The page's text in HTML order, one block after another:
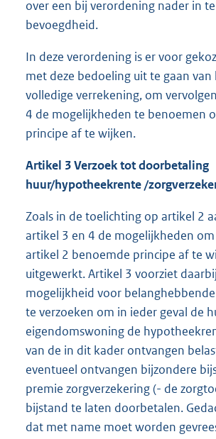
over een bij verordening nader in
bevoegdheid.
In deze verordening is er voor
met deze bedoeling uit te gaan
volledige verrekening, om
4 de mogelijkheden te benoemen
principe af te wijken.
Artikel 3 Verzoek tot doorbetaling
huur/hypotheekrente /
Zoals in de toelichting op artikel 2
artikel 3 en 4 de mogelijkheden
artikel 2 benoemde principe af te
uitgewerkt. Artikel 3 voorziet
mogelijkheid voor
te verzoeken om in ieder geval de
eigendomswoning de
van de in dit kader ontvangen
eventueel ontvangen bijzondere
premie zorgverzekering (- de
bijstand te laten doorbetalen.
dat met name moet worden